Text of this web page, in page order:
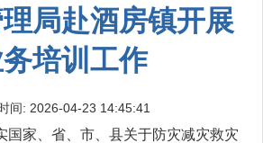
局赴酒房镇开展
培训工作
间: 2026-04-23 14:45:41
国家、省、市、县关于防灾减灾救灾